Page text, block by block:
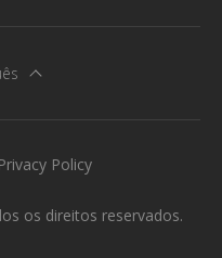
os direitos reservados.
Privacy Policy